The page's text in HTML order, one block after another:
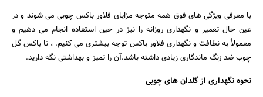
با معرفی ویژگی های فوق همه متوجه مزایای فلاور باکس چوبی می شوند و در
عین حال تعمیر و نگهداری روزانه را نیز در حین استفاده انجام می دهیم و
معمولاً به نظافت و نگهداری فلاور باکس توجه بیشتری می کنیم. ، تا باکس گل
چوب ضد زنگ ماندگاری زیادی داشته باشد.آن را تمیز و بهداشتی نگه دارید.
نحوه نگهداری از گلدان های چوبی